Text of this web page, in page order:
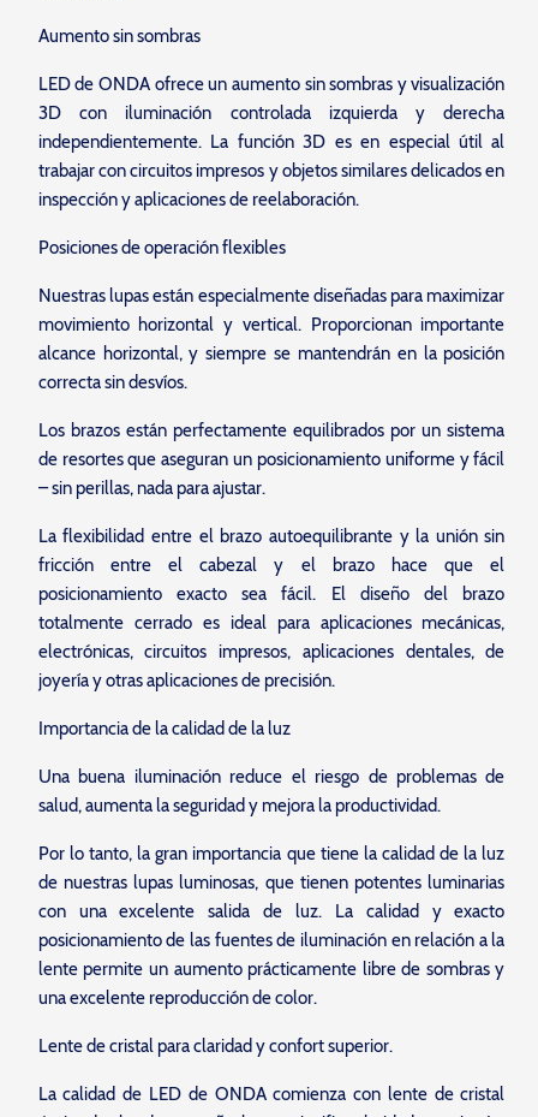
Aumento sin sombras
LED de ONDA ofrece un aumento sin sombras y visualización
3D con iluminación controlada izquierda y derecha
independientemente. La función 3D es en especial útil al
trabajar con circuitos impresos y objetos similares delicados en
inspección y aplicaciones de reelaboración.
Posiciones de operación flexibles
Nuestras lupas están especialmente diseñadas para maximizar
movimiento horizontal y vertical. Proporcionan importante
alcance horizontal, y siempre se mantendrán en la posición
correcta sin desvíos.
Los brazos están perfectamente equilibrados por un sistema
de resortes que aseguran un posicionamiento uniforme y fácil
– sin perillas, nada para ajustar.
La flexibilidad entre el brazo autoequilibrante y la unión sin
fricción entre el cabezal y el brazo hace que el
posicionamiento exacto sea fácil. El diseño del brazo
totalmente cerrado es ideal para aplicaciones mecánicas,
electrónicas, circuitos impresos, aplicaciones dentales, de
joyería y otras aplicaciones de precisión.
Importancia de la calidad de la luz
Una buena iluminación reduce el riesgo de problemas de
salud, aumenta la seguridad y mejora la productividad.
Por lo tanto, la gran importancia que tiene la calidad de la luz
de nuestras lupas luminosas, que tienen potentes luminarias
con una excelente salida de luz. La calidad y exacto
posicionamiento de las fuentes de iluminación en relación a la
lente permite un aumento prácticamente libre de sombras y
una excelente reproducción de color.
Lente de cristal para claridad y confort superior.
La calidad de LED de ONDA comienza con lente de cristal